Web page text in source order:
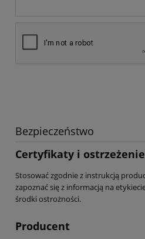
Bezpieczeństwo
Certyfikaty i
Stosować zgodnie z instrukcją
zapoznać się z informacją na
środki ostrożności.
Producent